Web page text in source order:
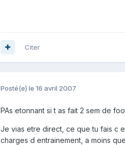
Citer
Posté(e) le 16 avril 2007
PAs etonnant si t as fait 2 sem de
Je vias etre direct, ce que tu fais c
charges d entrainement, a moins